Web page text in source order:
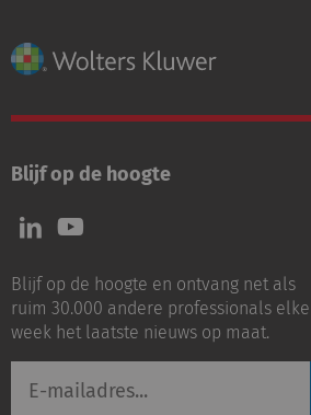
Blijf op de hoogte
Volg
ons
LinkedIn
Volg
ons
Youtube
Blijf op de hoogte en ontvang net als
ruim 30.000 andere professionals elke
week het laatste nieuws op maat.
mailadres